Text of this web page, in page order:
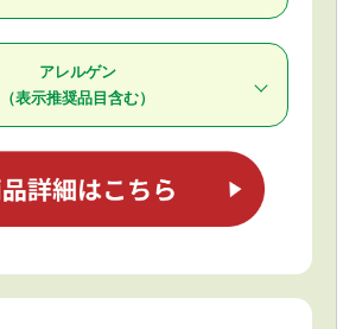
アレルゲン
（表示推奨品目含む）